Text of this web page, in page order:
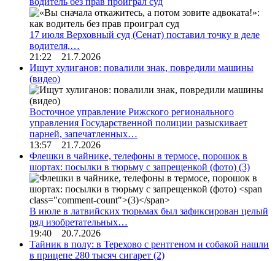
17 июля Верховный суд (Сенат) поставил точку в деле
водителя,…
21:22 21.7.2026
Ищут хулиганов: повалили знак, повредили машины
(видео)
Восточное управление Рижского регионального
управления Государственной полиции разыскивает
парней, запечатленных…
13:57 21.7.2026
Флешки в чайнике, телефоны в термосе, порошок в
шортах: посылки в тюрьму с запрещенкой (фото) (3)
В июле в латвийских тюрьмах был зафиксирован целый
ряд изобретательных…
19:40 20.7.2026
Тайник в полу: в Терехово с рентгеном и собакой нашли
в прицепе 280 тысяч сигарет (2)